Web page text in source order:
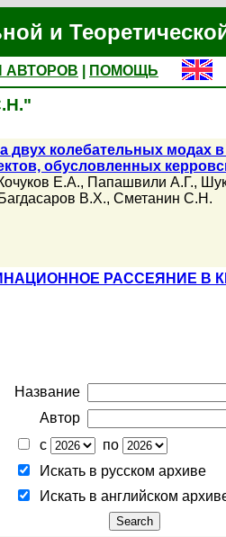
и
АВТОРОВ
ПОМОЩЬ
колебательных модах
обусловленных
Е.А., Папашвили А.Г.,
Багдасаров В.Х., Сметанин С.Н.
РАССЕЯНИЕ В
Название
Автор
с
по
Искать в русском архиве
Искать в английском